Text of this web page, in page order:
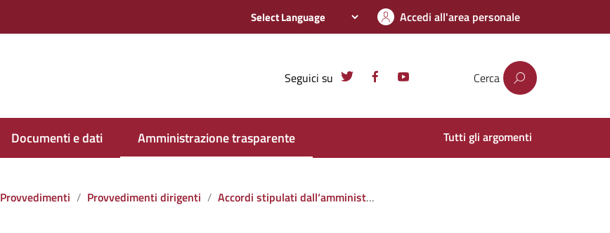
Accedi all'area personale
Seguici su Cerca
Documenti e dati Amministrazione trasparente Tutti gli argomenti
Provvedimenti Provvedimenti dirigenti
Accordi stipulati dall‘amministrazione con soggetti privati o con altre amministrazioni pubbliche